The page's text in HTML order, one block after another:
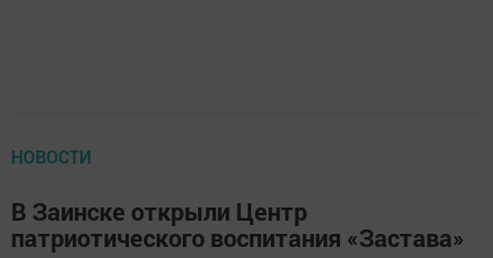
НОВОСТИ
В Заинске открыли Центр
патриотического воспитания «Застава»